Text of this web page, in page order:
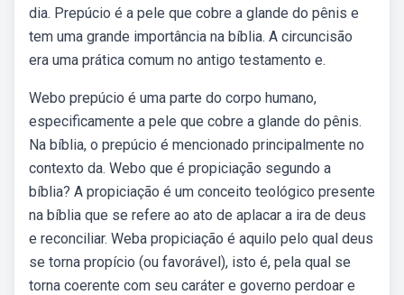
dia. Prepúcio é a pele que cobre a glande do pênis e
tem uma grande importância na bíblia. A circuncisão
era uma prática comum no antigo testamento e.
Webo prepúcio é uma parte do corpo humano,
especificamente a pele que cobre a glande do pênis.
Na bíblia, o prepúcio é mencionado principalmente no
contexto da. Webo que é propiciação segundo a
bíblia? A propiciação é um conceito teológico presente
na bíblia que se refere ao ato de aplacar a ira de deus
e reconciliar. Weba propiciação é aquilo pelo qual deus
se torna propício (ou favorável), isto é, pela qual se
torna coerente com seu caráter e governo perdoar e